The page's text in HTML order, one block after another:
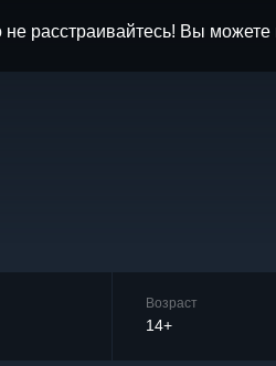
расстраивайтесь! Вы
Возраст
14+